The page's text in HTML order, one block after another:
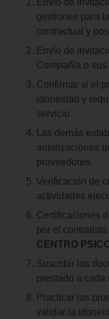
gestiones para
contractual y
Envío de
Compañía o
Confirmar si el
idoneidad y
servicio
Las demás
autorizaciones
proveedores.
Verificación de
actividades
Certificaciones
por el
CENTRO
Suscribir los
prestado a cada
Practicar las
validar la